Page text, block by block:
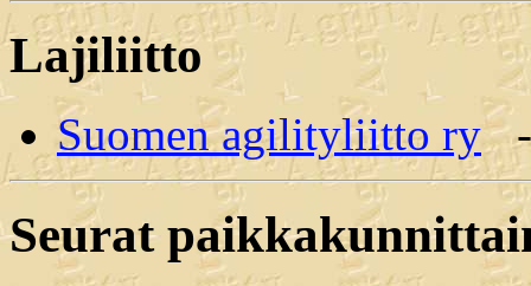
Lajiliitto
Suomen agilityliitto ry
Seurat